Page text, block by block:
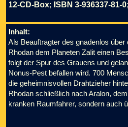
12-CD-Box; ISBN 3-936337-81-
Inhalt:
Als Beauftragter des gnadenlos
Rhodan dem Planeten Zalit einen
folgt der Spur des Grauens und
Nonus-Pest befallen wird. 700
die geheimnisvollen Drahtzieher
Rhodan schließlich nach Aralon,
kranken Raumfahrer, sondern auch